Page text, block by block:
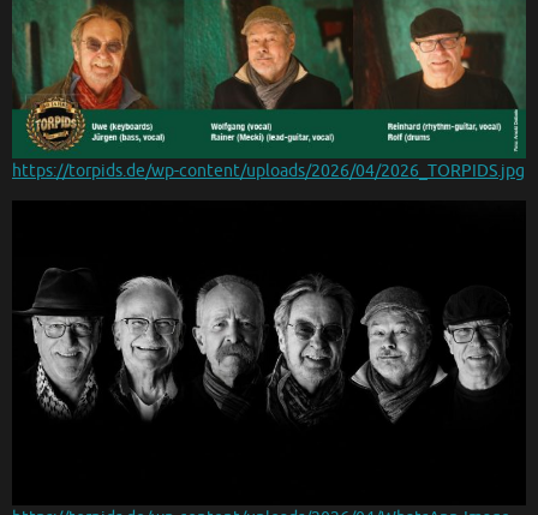
https://torpids.de/wp-content/uploads/2026/04/2026_TORPIDS.jpg